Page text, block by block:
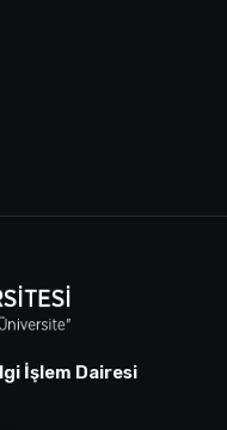
İşlem Dairesi